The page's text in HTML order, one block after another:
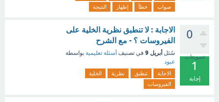
صواب
خطأ إظهار النتيجة
0
تصويتات
1
إجابة
الاجابة : لا تنطبق نظرية الخلية على
الفيروسات ؟ - مع الشرح
سُئل أبريل 9 في تصنيف أسئلة تعليمية بواسطة
عبود
الاجابة تنطبق نظرية
الخلية
الفيروسات